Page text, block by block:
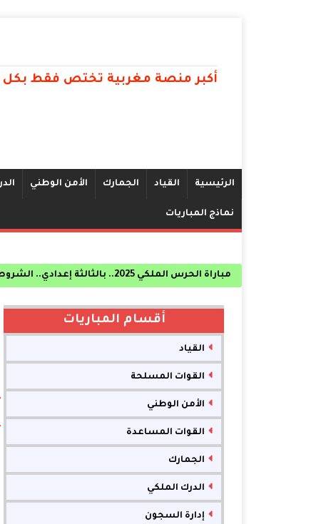
أكبر منصة مغربية تختص فقط بكل
الرئيسية القياد الجمارك الأمن الوطني
نماذج المباريات
الأكاديمية العسكرية بمكناس الشروط المطلوبة ذكورا و
أقسام المباريات
القياد
القوات المسلحة
الأمن الوطني
القوات المساعدة
الجمارك
الدرك الملكي
إدارة السجون